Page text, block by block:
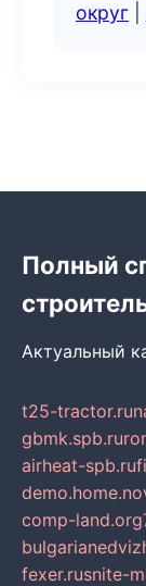
округ
Полный
Актуальный
t25-tractor.ru
gbmk.spb.ru
airheat-spb.ru
comp-land.org
fexer.rusnite-